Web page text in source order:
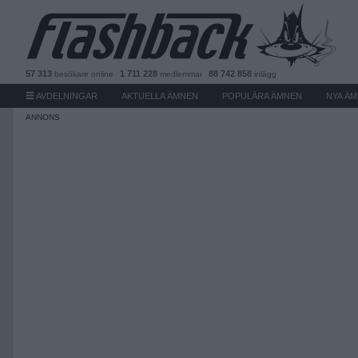
57 313 besökare online 1 711 228 medlemmar 88 742 858 inlägg
AVDELNINGAR AKTUELLA ÄMNEN POPULÄRA ÄMNEN NYA